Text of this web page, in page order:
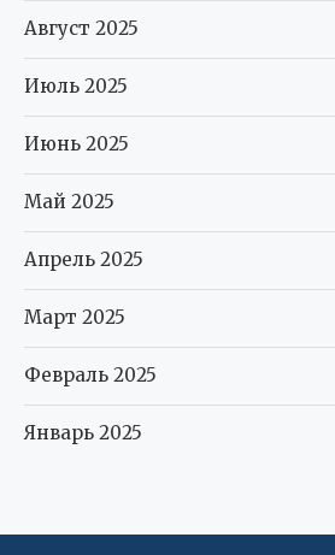
Август 2025
Июль 2025
Июнь 2025
Май 2025
Апрель 2025
Март 2025
Февраль 2025
Январь 2025